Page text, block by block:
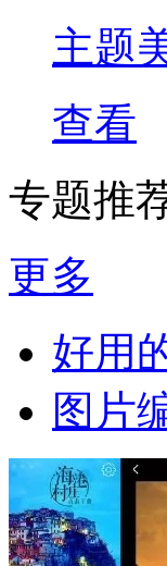
主题
查看
专题推
更多
好用
图片